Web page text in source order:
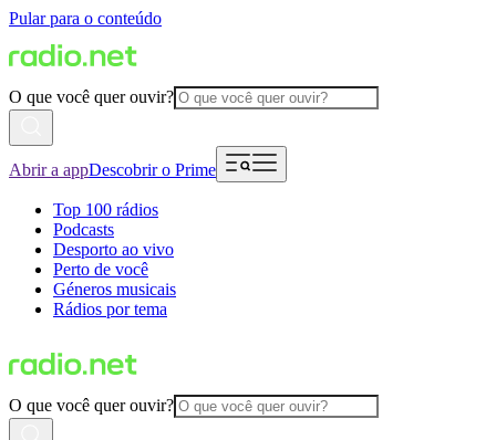
Pular para o conteúdo
O que você quer ouvir?
Abrir a appDescobrir o Prime
Top 100 rádios
Podcasts
Desporto ao vivo
Perto de você
Géneros musicais
Rádios por tema
O que você quer ouvir?